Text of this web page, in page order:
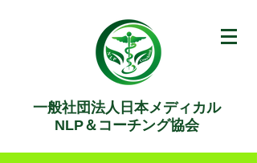
一般社団法人日本メディカル
NLP＆コーチング協会